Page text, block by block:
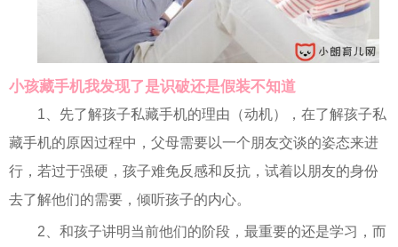
小孩藏手机我发现了是识破还是假装不知道
1、先了解孩子私藏手机的理由（动机），在了解孩子私
藏手机的原因过程中，父母需要以一个朋友交谈的姿态来进
行，若过于强硬，孩子难免反感和反抗，试着以朋友的身份
去了解他们的需要，倾听孩子的内心。
2、和孩子讲明当前他们的阶段，最重要的还是学习，而